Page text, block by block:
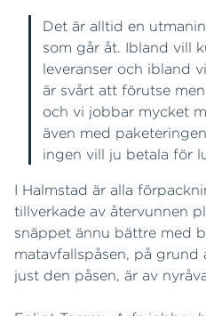
Det är alltid en
som går åt. Ibland vill
leveranser och ibland
är svårt att förutse
och vi jobbar mycket
även med
ingen vill ju betala för
I Halmstad är alla
tillverkade av återvunnen
snäppet ännu bättre med
matavfallspåsen, på
just den påsen, är av